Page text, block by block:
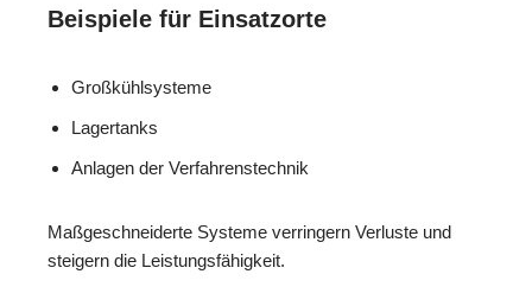
Beispiele für Einsatzorte
Großkühlsysteme
Lagertanks
Anlagen der Verfahrenstechnik
Maßgeschneiderte Systeme verringern Verluste und
steigern die Leistungsfähigkeit.